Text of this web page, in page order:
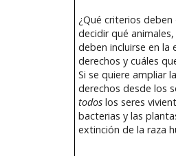
¿Qué criterios
decidir qué
deben incluirse en la
derechos y cuáles
Si se quiere ampliar
derechos desde los
todoslos seres
bacterias y las
extinción de la raza